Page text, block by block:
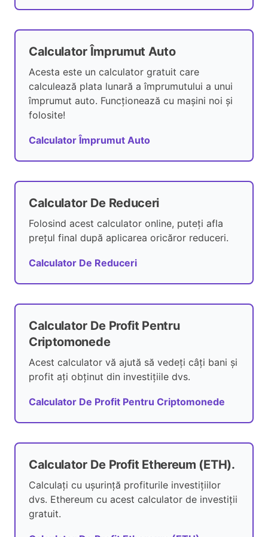
Calculator Împrumut Auto
Acesta este un calculator gratuit care
calculează plata lunară a împrumutului a unui
împrumut auto. Funcționează cu mașini noi și
folosite!
Calculator Împrumut Auto
Calculator De Reduceri
Folosind acest calculator online, puteți afla
prețul final după aplicarea oricăror reduceri.
Calculator De Reduceri
Calculator De Profit Pentru
Criptomonede
Acest calculator vă ajută să vedeți câți bani și
profit ați obținut din investițiile dvs.
Calculator De Profit Pentru Criptomonede
Calculator De Profit Ethereum (ETH).
Calculați cu ușurință profiturile investițiilor
dvs. Ethereum cu acest calculator de investiții
gratuit.